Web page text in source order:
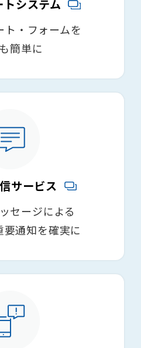
トシステム
・フォームを
簡単に
サービス
セージによる
通知を確実に